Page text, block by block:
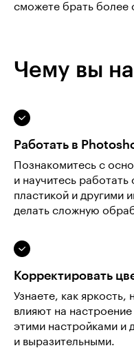
сможете брать более
Чему вы
Работать в
Познакомитесь с
и научитесь
пластикой и другими
делать сложную
Корректировать
Узнаете, как
влияют на
этими настройками и
и выразительными.